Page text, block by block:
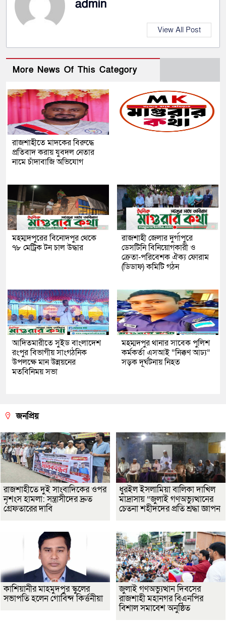
admin
View All Post
More News Of This Category
রাজশাহীতে মাদকের বিরুদ্ধে
প্রতিবাদ করায় যুবদল নেতার
নামে চাঁদাবাজি অভিযোগ
মহম্মদপুরের বিনোদপুর থেকে
৭৮ মেট্রিক টন চাল উদ্ধার
রাজশাহী জেলার দুর্গাপুরে
ডেসটিনি বিনিয়োগকারী ও
ক্রেতা-পরিবেশক ঐক্য ফোরাম
(ডিডাফ) কমিটি গঠন
আদিতমারীতে সুইড বাংলাদেশ
রংপুর বিভাগীয় সাংগঠনিক
উপলক্ষে মান উন্নয়নের
মতবিনিময় সভা
মহম্মদপুর থানার সাবেক পুলিশ
কর্মকর্তা এসআই “নিক্কণ আঢ্য”
সড়ক দূর্ঘটনায় নিহত
জনপ্রিয়
রাজশাহীতে দুই সাংবাদিকের ওপর
নৃশংস হামলা: সন্ত্রাসীদের দ্রুত
গ্রেফতারের দাবি
ধুরইল ইসলামিয়া বালিকা দাখিল
মাদ্রাসায় “জুলাই গণঅভ্যুত্থানের
চেতনা শহীদদের প্রতি শ্রদ্ধা জ্ঞাপন
কাশিয়ানীর মাহমুদপুর স্কুলের
সভাপতি হলেন গোবিন্দ কির্ত্তনীয়া
জুলাই গণঅভ্যুত্থান দিবসের
রাজশাহী মহানগর বিএনপির
বিশাল সমাবেশ অনুষ্ঠিত